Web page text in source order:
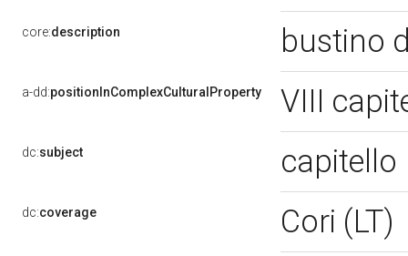
core:description bustino
a-dd:positionInComplexCulturalProperty VIII
dc:subject capitello
dc:coverage Cori (LT)